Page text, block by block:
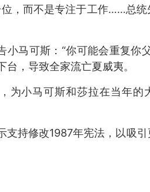
，而不是专注于工作……总统
马可斯：“你可能会重复你
，导致全家流亡夏威夷。
为小马可斯和莎拉在当年的
持修改1987年宪法，以吸